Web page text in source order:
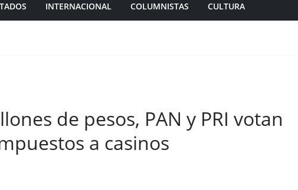
INTERNACIONAL COLUMNISTAS CULTURA
de pesos, PAN y PRI votan
a casinos